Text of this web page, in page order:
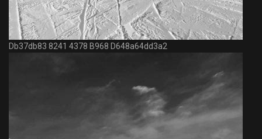
Db37db83 8241 4378 B968 D648a64dd3a2